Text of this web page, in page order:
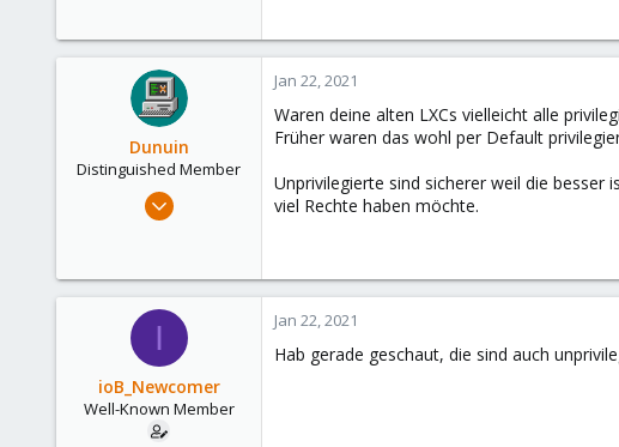
Dunuin
Distinguished Member
Jun 30, 2020
290
Germany
Jan 22, 2021
Waren deine alten LXCs vielleicht alle
Früher waren das wohl per Default
Unprivilegierte sind sicherer weil die besser
viel Rechte haben möchte.
I
ioB_Newcomer
Well-Known Member
Jan 22, 2021
Hab gerade geschaut, die sind auch